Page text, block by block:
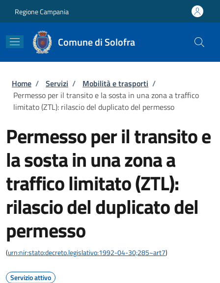
Regione Campania
Comune di Solofra
Briciole di pane
Home / Servizi / Mobilità e trasporti /
Permesso per il transito e la sosta in una zona a traffico
limitato (ZTL): rilascio del duplicato del permesso
Permesso per il transito e
la sosta in una zona a
traffico limitato (ZTL):
rilascio del duplicato del
permesso
(urn:nir:stato:decreto.legislativo:1992-04-30;285~art7)
Servizio attivo